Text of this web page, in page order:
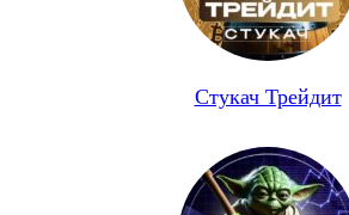
Стукач Трейдит